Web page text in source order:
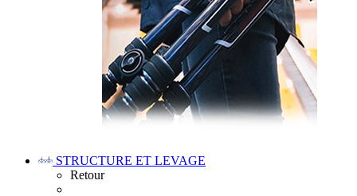
STRUCTURE ET LEVAGE
Retour